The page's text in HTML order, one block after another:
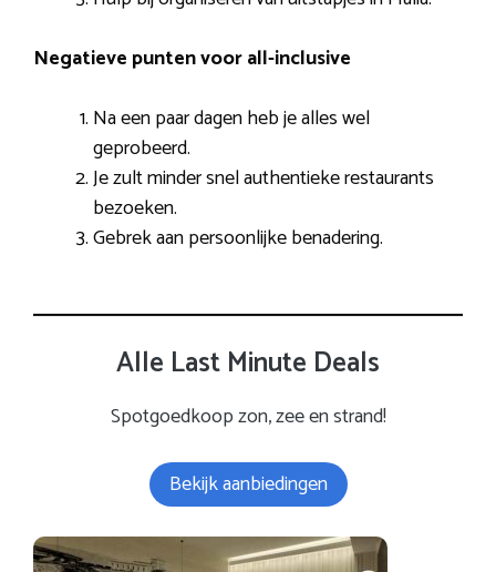
Negatieve punten voor all-inclusive
Na een paar dagen heb je alles wel
geprobeerd.
Je zult minder snel authentieke restaurants
bezoeken.
Gebrek aan persoonlijke benadering.
Alle Last Minute Deals
Spotgoedkoop zon, zee en strand!
Bekijk aanbiedingen